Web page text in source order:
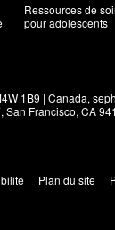
Ressources de
pour adolescents
1B9 | Canada,
Francisco, CA
Plan du site